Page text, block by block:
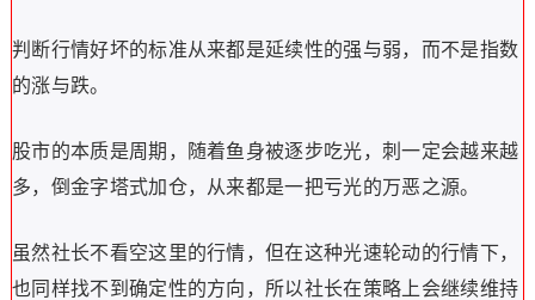
判断行情好坏的标准从来都是延续性的强与弱，而不是指数
的涨与跌。
股市的本质是周期，随着鱼身被逐步吃光，刺一定会越来越
多，倒金字塔式加仓，从来都是一把亏光的万恶之源。
虽然社长不看空这里的行情，但在这种光速轮动的行情下，
也同样找不到确定性的方向，所以社长在策略上会继续维持